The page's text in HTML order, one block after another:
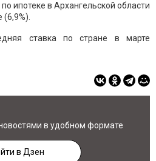
ипотеке в Архангельской области
ставка по стране в марте
в удобном формате
в Дзен